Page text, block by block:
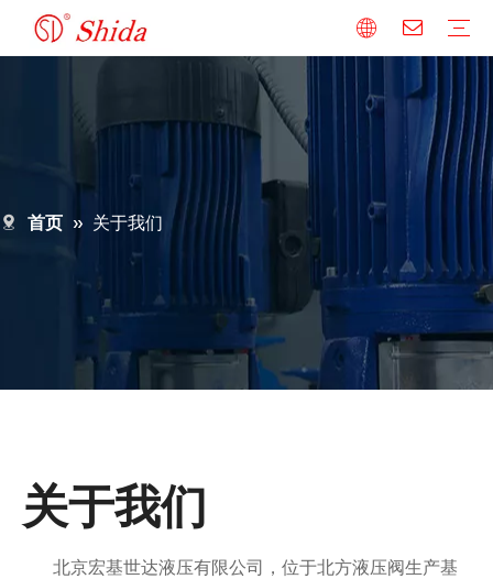
首页 » 关于我们
关于我们
北京宏基世达液压有限公司，位于北方液压阀生产基